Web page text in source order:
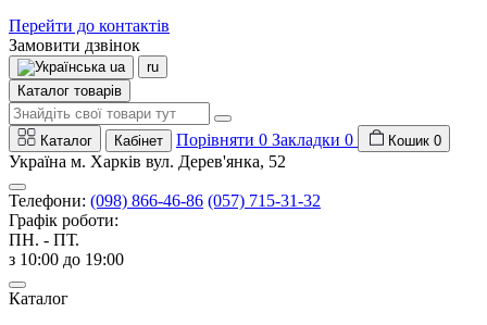
Перейти до контактів
Замовити дзвінок
ua
ru
Каталог товарів
Каталог Кабінет Порівняти 0 Закладки 0 Кошик 0
Україна м. Харків вул. Дерев'янка, 52
Телефони: (098) 866-46-86 (057) 715-31-32
Графік роботи:
ПН. - ПТ.
з 10:00 до 19:00
Каталог